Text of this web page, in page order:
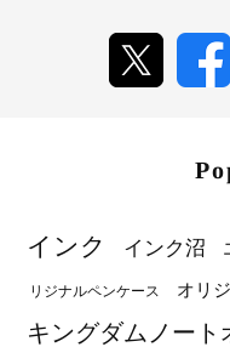
インク インク沼
リジナルペンケース オリ
キングダムノート